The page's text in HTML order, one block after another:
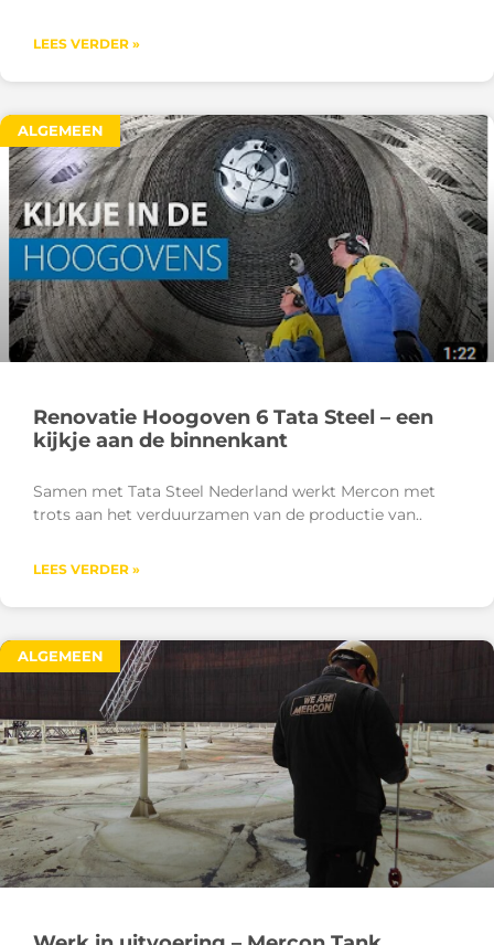
LEES VERDER »
ALGEMEEN
Renovatie Hoogoven 6 Tata Steel – een
kijkje aan de binnenkant
Samen met Tata Steel Nederland werkt Mercon met
trots aan het verduurzamen van de productie van
LEES VERDER »
ALGEMEEN